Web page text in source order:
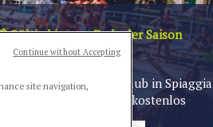
Gültig bis zum Ende der Saison
Lange Ferien
Sie Ihren Urlaub in Spiaggia
Romea: die 14. Nacht ist kostenlos
site navigation,
Continue without Accepting